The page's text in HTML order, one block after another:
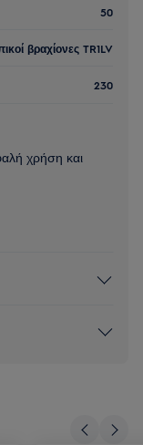
50
βραχίονες TR1LV
230
χρήση και